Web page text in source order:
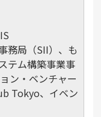
務局（SII）、も
テム構築事業事
ン・ベンチャー
Tokyo、イベン